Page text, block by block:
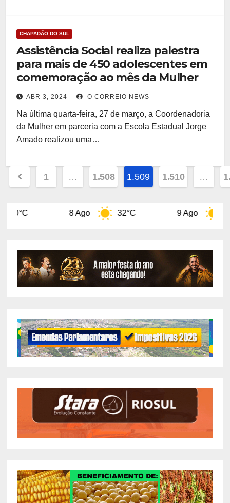
CHAPADÃO DO SUL
Assistência Social realiza palestra
para mais de 450 adolescentes em
comemoração ao mês da Mulher
ABR 3, 2024 O CORREIO NEWS
Na última quarta-feira, 27 de março, a Coordenadoria
da Mulher em parceria com a Escola Estadual Jorge
Amado realizou uma…
Paginação
posts
1 … 1.508 1.509 1.510 …
8 Ago 32°C 9 Ago 31°C